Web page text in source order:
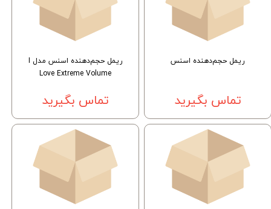
ریمل حجم‌دهنده اسنس
تماس بگیرید
ریمل حجم‌دهنده اسنس مدل I
Love Extreme Volume
تماس بگیرید